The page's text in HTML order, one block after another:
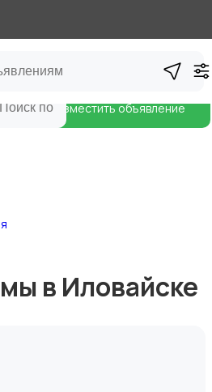
Разместить объявление
в Иловайске